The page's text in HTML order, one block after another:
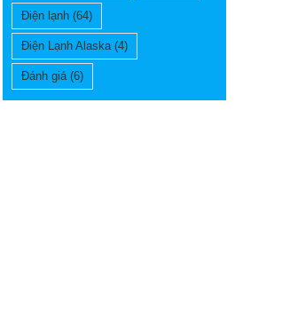
Điện lạnh (64)
Điện Lạnh Alaska(4)
Đánh giá(6)